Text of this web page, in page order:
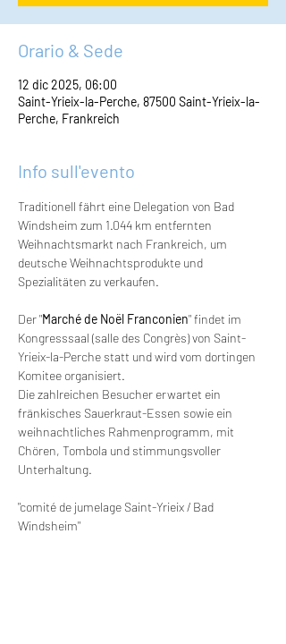
Orario & Sede
12 dic 2025, 06:00
Saint-Yrieix-la-Perche, 87500 Saint-Yrieix-la-
Perche, Frankreich
Info sull'evento
Traditionell fährt eine Delegation von Bad
Windsheim zum 1.044 km entfernten
Weihnachtsmarkt nach Frankreich, um
deutsche Weihnachtsprodukte und
Spezialitäten zu verkaufen.
Der "Marchéde Noël Franconien" findet im
Kongresssaal (salle des Congrès) von Saint-
Yrieix-la-Perche statt und wird vom dortingen
Komitee organisiert.
Die zahlreichen Besucher erwartet ein
fränkisches Sauerkraut-Essen sowie ein
weihnachtliches Rahmenprogramm, mit
Chören, Tombola und stimmungsvoller
Unterhaltung.
"comité de jumelage Saint-Yrieix / Bad
Windsheim"